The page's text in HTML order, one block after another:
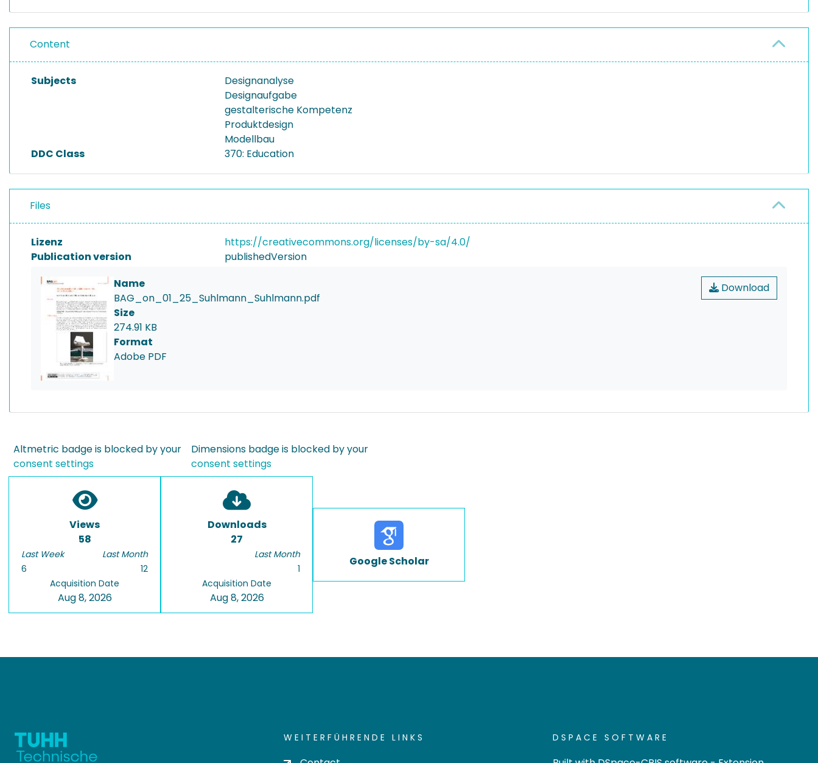
Content
Subjects
Designanalyse
Designaufgabe
gestalterische Kompetenz
Produktdesign
Modellbau
DDC Class
370: Education
Files
Lizenz
https://creativecommons.org/licenses/by-sa/4.0/
Publication version
publishedVersion
Download
Name
BAG_on_01_25_Suhlmann_Suhlmann.pdf
Size
274.91 KB
Format
Adobe PDF
Altmetric badge is blocked by your
consent settings
Dimensions badge is blocked by your
consent settings
Views
58
Last Week
6
Last Month
12
Acquisition Date
Aug 8, 2026
Downloads
27
Last Month
1
Acquisition Date
Aug 8, 2026
Google Scholar
WEITERFÜHRENDE LINKS DSPACE SOFTWARE